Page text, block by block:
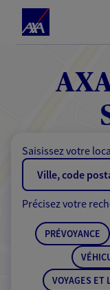
Saisissez votre
Précisez votre
PRÉVOYANCE
VOYAGES ET